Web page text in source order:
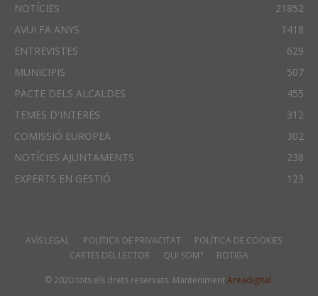
NOTÍCIES
21852
AVUI FA ANYS
1418
ENTREVISTES
629
MUNICIPIS
507
PACTE DELS ALCALDES
455
TEMES D'INTERÈS
312
COMISSIÓ EUROPEA
302
NOTÍCIES AJUNTAMENTS
238
EXPERTS EN GESTIÓ
123
AVÍS LEGAL POLÍTICA DE PRIVACITAT
POLÍTICA DE COOKIES
CARTES DEL LECTOR
QUI SOM? BOTIGA
© 2020 tots els drets reservats. MantenimentAreadigital.